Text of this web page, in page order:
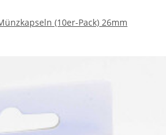
(10er-Pack) 26mm